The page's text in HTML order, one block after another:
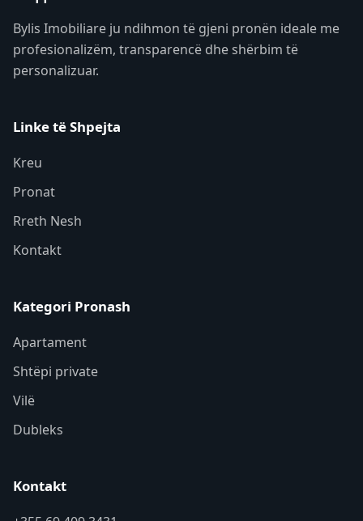
Bylis Imobiliare ju ndihmon të gjeni pronën ideale me
profesionalizëm, transparencë dhe shërbim të
personalizuar.
Linke të Shpejta
Kreu
Pronat
Rreth Nesh
Kontakt
Kategori Pronash
Apartament
Shtëpi private
Vilë
Dubleks
Kontakt